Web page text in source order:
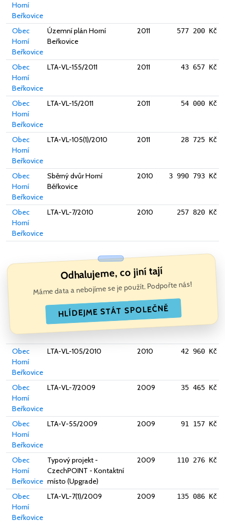
Horní
Beřkovice
Obec
Horní
Beřkovice
Územní plán Horní
Beřkovice
2011 577 200 Kč
Obec
Horní
Beřkovice
LTA-VL-155/2011 2011 43 657 Kč
Obec
Horní
Beřkovice
LTA-VL-15/2011 2011 54 000 Kč
Obec
Horní
Beřkovice
LTA-VL-105(1)/2010 2011 28 725 Kč
Obec
Horní
Beřkovice
Sběrný dvůr Horní
Běřkovice
2010 3 990 793 Kč
Obec
Horní
Beřkovice
LTA-VL-7/2010 2010 257 820 Kč
Odhalujeme, co jiní tají
Máme data a nebojíme se je použít. Podpořte nás!
HLÍDEJME STÁT SPOLEČNĚ
Obec
Horní
Beřkovice
LTA-VL-105/2010 2010 42 960 Kč
Obec
Horní
Beřkovice
LTA-VL-7/2009 2009 35 465 Kč
Obec
Horní
Beřkovice
LTA-V-55/2009 2009 91 157 Kč
Obec
Horní
Beřkovice
Typový projekt -
CzechPOINT - Kontaktní
místo (Upgrade)
2009 110 276 Kč
Obec
Horní
Beřkovice
LTA-VL-7(1)/2009 2009 135 086 Kč